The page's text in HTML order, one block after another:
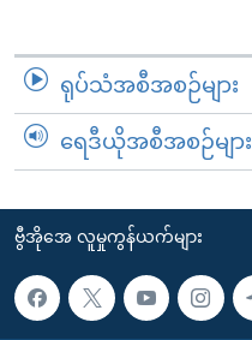
ရုပ်သံအစီအစဉ်များ
ရေဒီယိုအစီအစဉ်များ
ဗွီအိုအေ လူမှုကွန်ယက်များ